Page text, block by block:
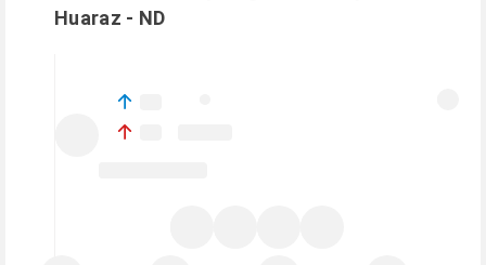
Huaraz - ND